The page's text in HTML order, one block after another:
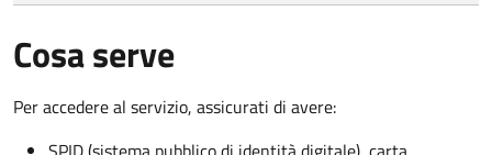
Cosa serve
Per accedere al servizio, assicurati di avere: